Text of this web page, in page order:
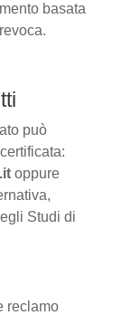
basata
può
oppure
Studi di
reclamo